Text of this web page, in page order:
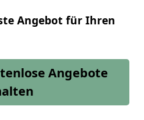
Angebot für Ihren
Angebote